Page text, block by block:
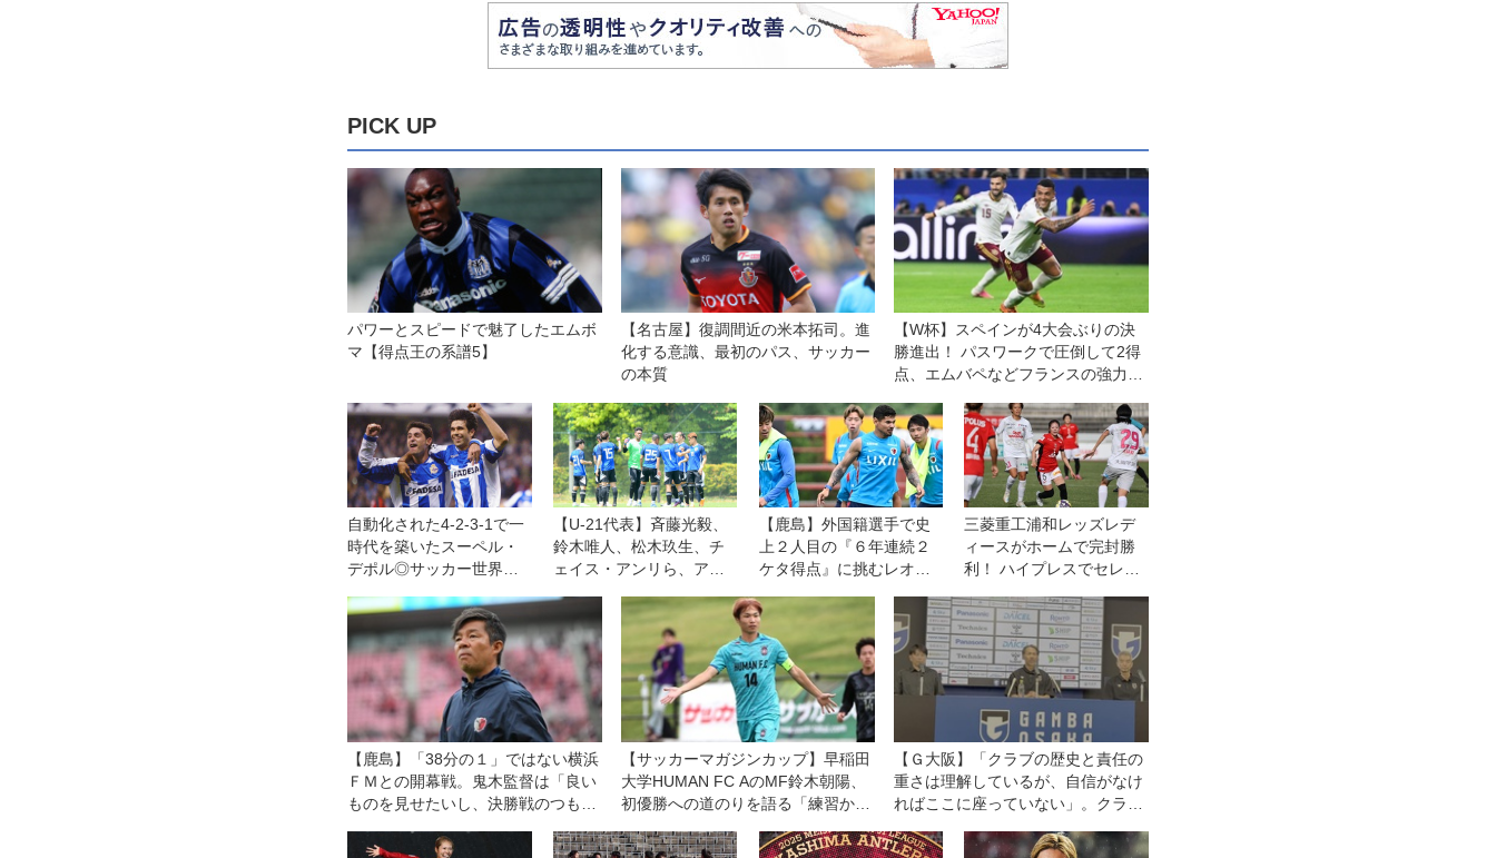
PICK UP
パワーとスピードで魅了したエムボ
マ【得点王の系譜5】
【名古屋】復調間近の米本拓司。進
化する意識、最初のパス、サッカー
の本質
【W杯】スペインが4大会ぶりの決
勝進出！ パスワークで圧倒して2得
点、エムバペなどフランスの強力攻
自動化された4-2-3-1で一
時代を築いたスーペル・
デポル◎サッカー世界遺
【U-21代表】斉藤光毅、
鈴木唯人、松木玖生、チ
ェイス・アンリら、アジ
【鹿島】外国籍選手で史
上２人目の『６年連続２
ケタ得点』に挑むレオ・
との開幕戦は「王者であ
る自分たちの力を示す機
会」と意気込む
三菱重工浦和レッズレデ
ィースがホームで完封勝
利！ ハイプレスでセレッ
スを攻守に圧倒◎WEリー
グ第11節
【鹿島】「38分の１」ではない横浜
ＦＭとの開幕戦。鬼木監督は「良い
ものを見せたいし、決勝戦のつもり
【サッカーマガジンカップ】早稲田
大学HUMAN FC AのMF鈴木朝陽、
初優勝への道のりを語る「練習から
【Ｇ大阪】「クラブの歴史と責任の
重さは理解しているが、自信がなけ
ればここに座っていない」。クラブ
目指すのはどんなチームなのか？